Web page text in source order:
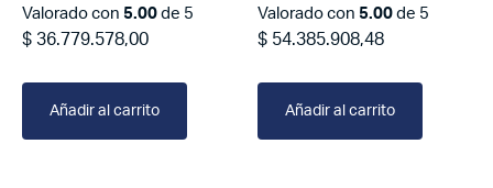
Valorado con 5.00 de 5
$ 36.779.578,00
Añadir al carrito
Valorado con 5.00 de 5
$ 54.385.908,48
Añadir al carrito